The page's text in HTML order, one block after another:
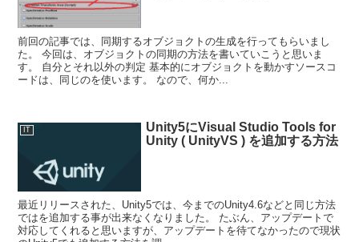
前回の記事では、同期するオブジョクトの生成を行ってもらいまし
た。 今回は、オブジョクトの同期の方法を書いていこうと思いま
す。 自分とそれ以外の判定 基本的にオブジョクトを動かすソースコ
ードは、同じのを使います。 なので、何か...
IT
Unity5にVisual Studio Tools for
Unity ( UnityVS ) を追加する方法
最近リリースされた、Unity5では、今までのUnity4.6などと同じ方法
ではを追加する事が出来なくなりました。 たぶん、アップデートで
対応してくれると思いますが、アップデートを待てなかったので現状